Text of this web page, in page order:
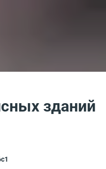
зданий